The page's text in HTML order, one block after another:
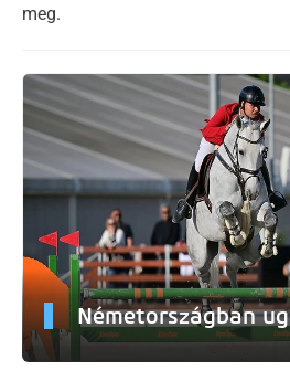
meg.
Németországban